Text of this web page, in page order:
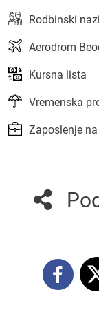
Rodbinski
Aerodrom
Kursna lista
Vremenska
Zaposlenje